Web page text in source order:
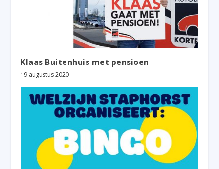
Klaas Buitenhuis met pensioen
19 augustus 2020